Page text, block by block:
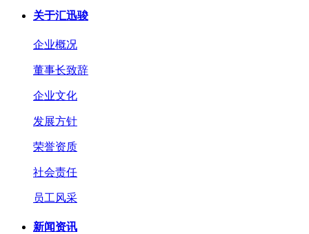
关于汇迅骏
企业概况
董事长致辞
企业文化
发展方针
荣誉资质
社会责任
员工风采
新闻资讯